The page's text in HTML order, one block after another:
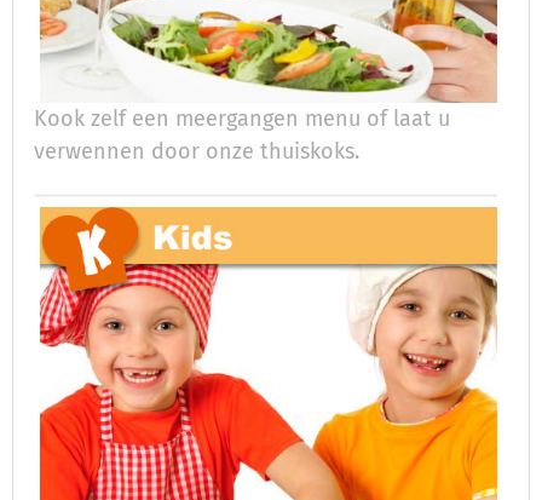
Kook zelf een meergangen menu of laat u
verwennen door onze thuiskoks.